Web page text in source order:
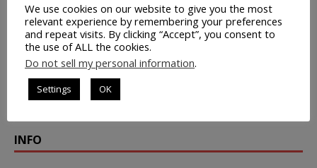
INFO
We use cookies on our website to give you the most
relevant experience by remembering your preferences
and repeat visits. By clicking “Accept”, you consent to
the use of ALL the cookies.
Do not sell my personal information.
Settings OK